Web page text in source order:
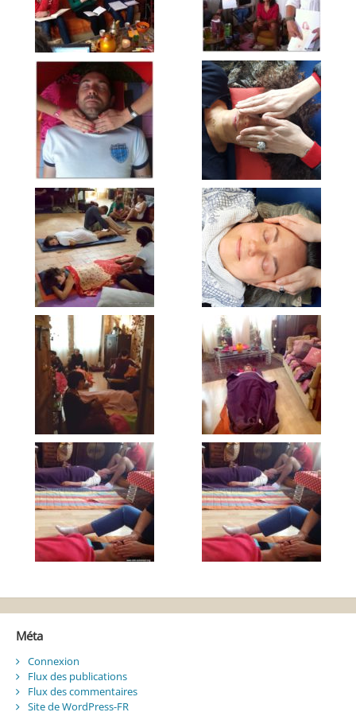
Méta
Connexion
Flux des publications
Flux des commentaires
Site de WordPress-FR